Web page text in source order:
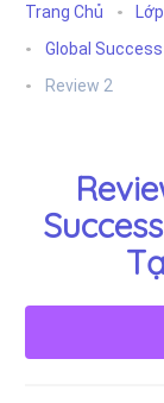
Trang Chủ
Global
Review 2